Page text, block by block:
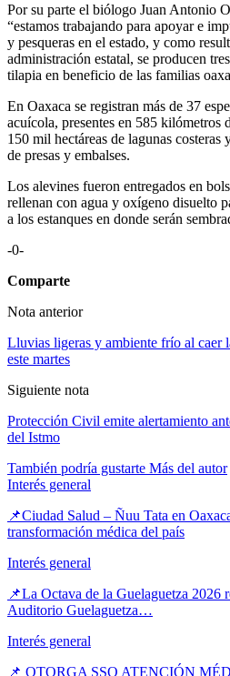
Por su parte el biólogo Juan Antonio
“estamos trabajando para apoyar e
y pesqueras en el estado, y como
administración estatal, se producen
tilapia en beneficio de las familias
En Oaxaca se registran más de 37
acuícola, presentes en 585 kilómetros
150 mil hectáreas de lagunas costeras
de presas y embalses.
Los alevines fueron entregados en
rellenan con agua y oxígeno disuelto
a los estanques en donde serán
-0-
Comparte
Nota anterior
Lluvias ligeras y ambiente frío al caer
este martes
Siguiente nota
Protección Civil emite alertamiento
del Istmo
También podría gustarte Más del autor
Interés general
📌Ciudad Salud – Ñuu Tata en
transformación médica del país
Interés general
📌La Octava de la Guelaguetza 2026
Auditorio Guelaguetza…
Interés general
📌 OTORGA SSO ATENCIÓN